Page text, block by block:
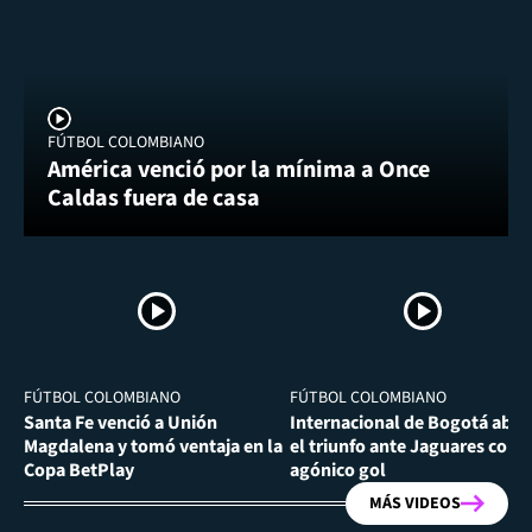
FÚTBOL COLOMBIANO
América venció por la mínima a Once
Caldas fuera de casa
FÚTBOL COLOMBIANO
Santa Fe venció a Unión
Magdalena y tomó ventaja en la
Copa BetPlay
FÚTBOL COLOMBIANO
Internacional de Bogotá
el triunfo ante Jaguares con
agónico gol
MÁS VIDEOS